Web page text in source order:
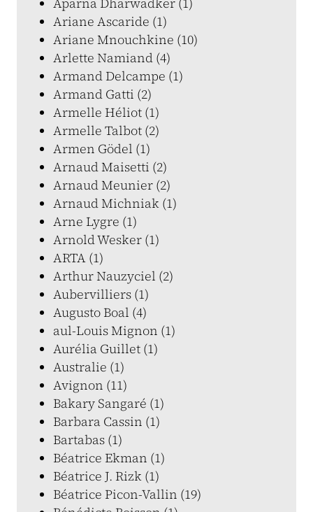
Ariane Ascaride (1)
Ariane Mnouchkine (10)
Arlette Namiand (4)
Armand Delcampe (1)
Armand Gatti (2)
Armelle Héliot (1)
Armelle Talbot (2)
Armen Gödel (1)
Arnaud Maisetti (2)
Arnaud Meunier (2)
Arnaud Michniak (1)
Arne Lygre (1)
Arnold Wesker (1)
ARTA (1)
Arthur Nauzyciel (2)
Aubervilliers (1)
Augusto Boal (4)
aul-Louis Mignon (1)
Aurélia Guillet (1)
Australie (1)
Avignon (11)
Bakary Sangaré (1)
Barbara Cassin (1)
Bartabas (1)
Béatrice Ekman (1)
Béatrice J. Rizk (1)
Béatrice Picon-Vallin (19)